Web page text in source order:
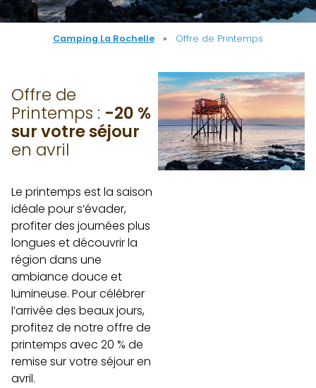
Camping La Rochelle » Offre de Printemps
Offre de
Printemps : -20 %
sur votre séjour
en avril
Le printemps est la saison
idéale pour s’évader,
profiter des journées plus
longues et découvrir la
région dans une
ambiance douce et
lumineuse. Pour célébrer
l’arrivée des beaux jours,
profitez de notre offre de
printemps avec 20 % de
remise sur votre séjour en
avril.